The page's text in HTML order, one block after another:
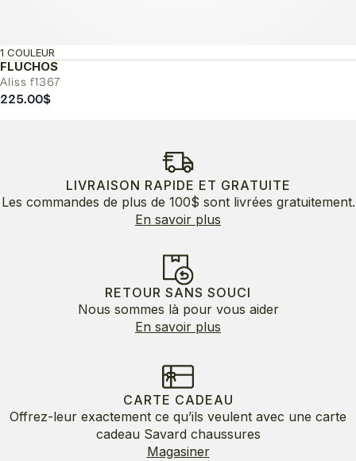
FLUCHOS
Aliss f1367
1 COULEUR
225.00$
LIVRAISON RAPIDE ET GRATUITE
Les commandes de plus de 100$ sont livrées gratuitement.
En savoir plus
RETOUR SANS SOUCI
Nous sommes là pour vous aider
En savoir plus
CARTE CADEAU
Offrez-leur exactement ce qu’ils veulent avec une carte
cadeau Savard chaussures
Magasiner